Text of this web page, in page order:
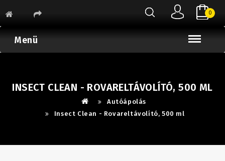
0
Menü
INSECT CLEAN - ROVARELTÁVOLÍTÓ, 500 ML
Autóápolás
Insect Clean - Rovareltávolító, 500 ml